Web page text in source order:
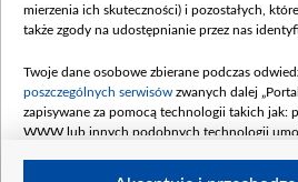
Data podpisania umowy:
kwiecień 180 mln, 7 maja 180
czerwca 90 mln)
Dofinansowanie 250 000
4 sierpnia 250 mln
mierzenia ich skuteczności) i pozostałych,
także zgody na udostępnianie przez nas
Twoje dane osobowe zbierane podczas
poszczególnych serwisów zwanych dalej
zapisywane za pomocą technologii takich jak:
WWW lub innych podobnych technologii